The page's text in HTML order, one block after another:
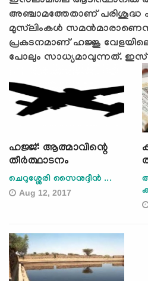
അഞ്ചാമത്തേതാണ് പരിശുദ്ധ
മുസ്‌ലിംകള്‍
പ്രകടനമാണ് ഹജ്ജു
പോലും സാധ്യമാവുന്നത്.
ഹജ്ജ്: ആത്മാവിന്റെ
തീര്‍ത്ഥാടനം
ചെറുശ്ശേരി സൈനുദ്ദീന്‍ ...
Aug 12, 2017